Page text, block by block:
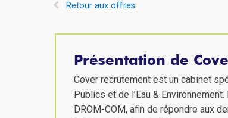
Retour aux offres
Présentation de
Cover recrutement est un cabinet
Publics et de l’Eau &
DROM-COM, afin de répondre aux